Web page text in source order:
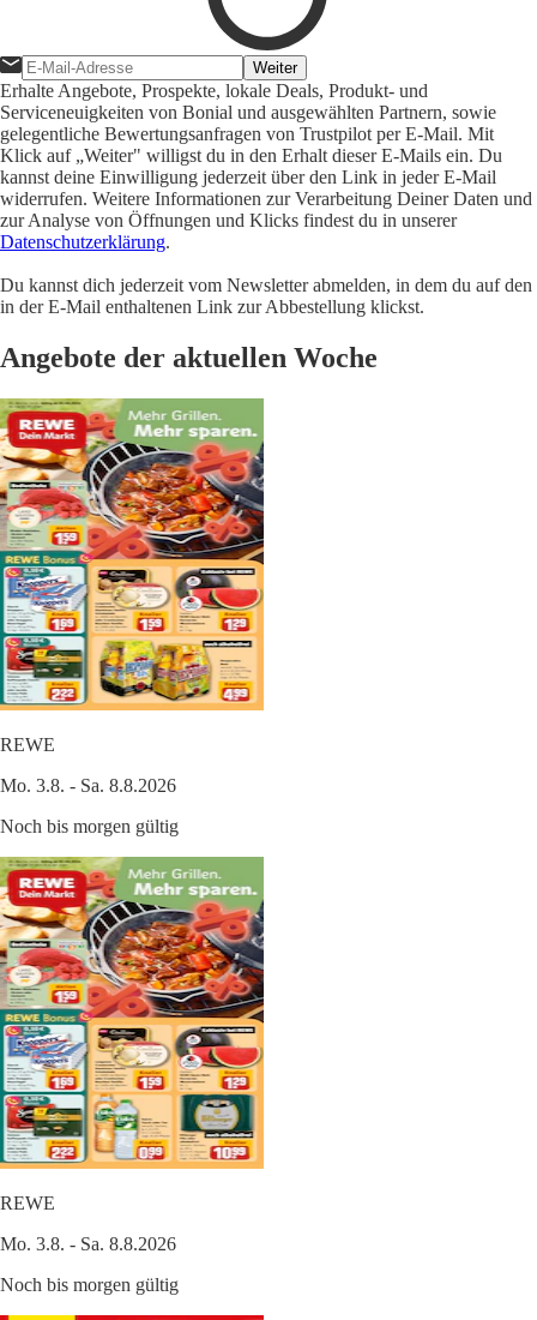
Weiter
Erhalte Angebote, Prospekte, lokale Deals, Produkt- und
Serviceneuigkeiten von Bonial und ausgewählten Partnern, sowie
gelegentliche Bewertungsanfragen von Trustpilot per E-Mail. Mit
Klick auf „Weiter" willigst du in den Erhalt dieser E-Mails ein. Du
kannst deine Einwilligung jederzeit über den Link in jeder E-Mail
widerrufen. Weitere Informationen zur Verarbeitung Deiner Daten und
zur Analyse von Öffnungen und Klicks findest du in unserer
Datenschutzerklärung.
Du kannst dich jederzeit vom Newsletter abmelden, in dem du auf den
in der E-Mail enthaltenen Link zur Abbestellung klickst.
Angebote der aktuellen Woche
REWE
Mo. 3.8. - Sa. 8.8.2026
Noch bis morgen gültig
REWE
Mo. 3.8. - Sa. 8.8.2026
Noch bis morgen gültig